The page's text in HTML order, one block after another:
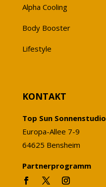
Alpha Cooling
Body Booster
Lifestyle
KONTAKT
Top Sun Sonnenstudio
Europa-Allee 7-9
64625 Bensheim
Partnerprogramm